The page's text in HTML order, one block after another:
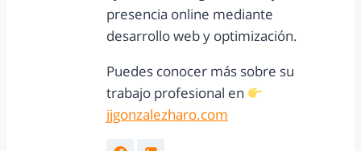
presencia online mediante
desarrollo web y optimización.
Puedes conocer más sobre su
trabajo profesional en
jjgonzalezharo.com